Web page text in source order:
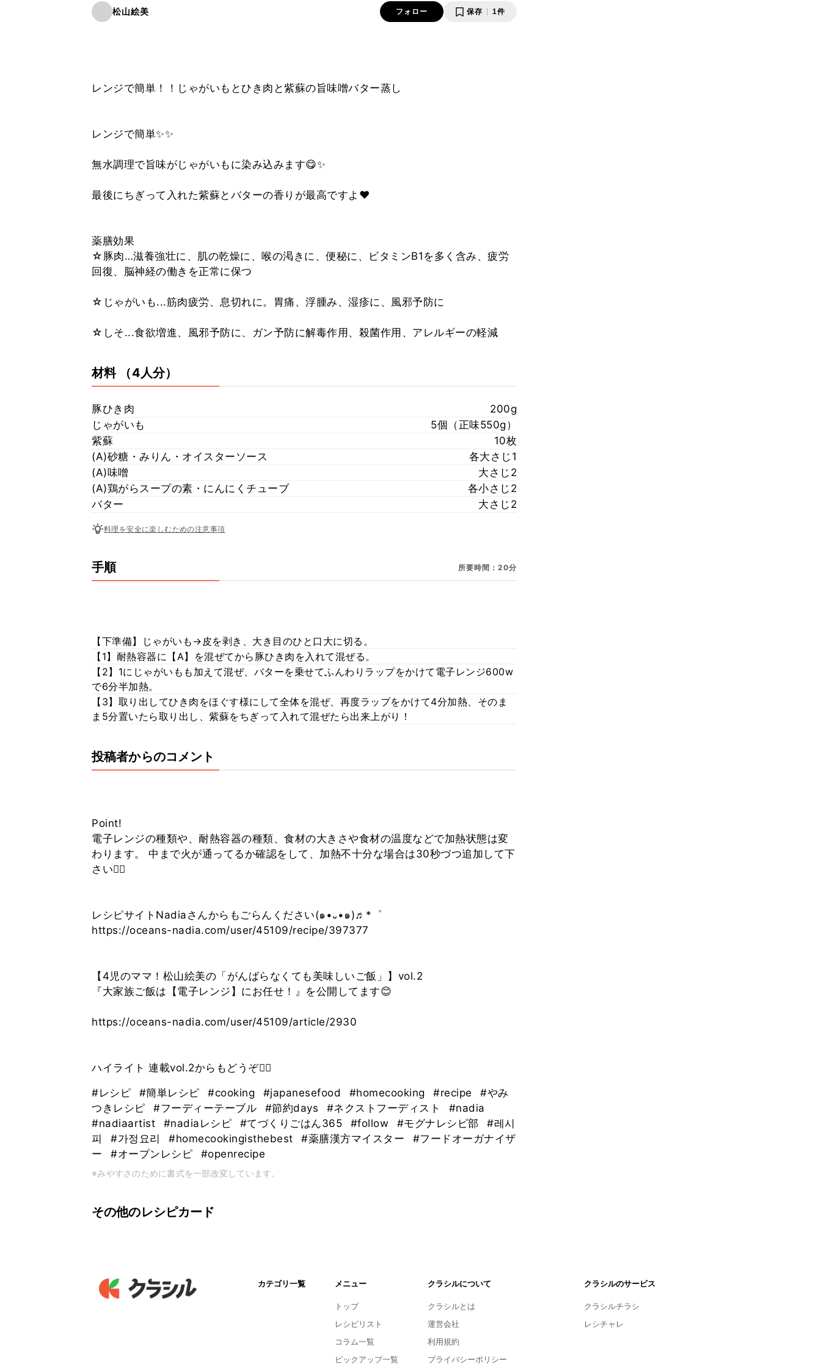
松山絵美 フォロー 保存 1件
レンジで簡単！！じゃがいもとひき肉と紫蘇の旨味噌バター蒸し
レンジで簡単✨✨
無水調理で旨味がじゃがいもに染み込みます😋✨
最後にちぎって入れた紫蘇とバターの香りが最高ですよ❤️
薬膳効果
☆豚肉…滋養強壮に、肌の乾燥に、喉の渇きに、便秘に、ビタミンB1を多く含み、疲労
回復、脳神経の働きを正常に保つ
☆じゃがいも...筋肉疲労、息切れに。胃痛、浮腫み、湿疹に、風邪予防に
☆しそ...食欲増進、風邪予防に、ガン予防に解毒作用、殺菌作用、アレルギーの軽減
材料 （4人分）
豚ひき肉
200g
じゃがいも
5個（正味550g）
紫蘇
10枚
(A)砂糖・みりん・オイスターソース
各大さじ1
(A)味噌
大さじ2
(A)鶏がらスープの素・にんにくチューブ
各小さじ2
バター
大さじ2
料理を安全に楽しむための注意事項
手順 所要時間：20分
【下準備】じゃがいも→皮を剥き、大き目のひと口大に切る。
【1】耐熱容器に【A】を混ぜてから豚ひき肉を入れて混ぜる。
【2】1にじゃがいもも加えて混ぜ、バターを乗せてふんわりラップをかけて電子レンジ600w
で6分半加熱。
【3】取り出してひき肉をほぐす様にして全体を混ぜ、再度ラップをかけて4分加熱、そのま
ま5分置いたら取り出し、紫蘇をちぎって入れて混ぜたら出来上がり！
投稿者からのコメント
Point!
電子レンジの種類や、耐熱容器の種類、食材の大きさや食材の温度などで加熱状態は変
わります。 中まで火が通ってるか確認をして、加熱不十分な場合は30秒づつ追加して下
さい💁‍♀️
レシピサイトNadiaさんからもごらんください(๑•᎑•๑)♬*゜
https://oceans-nadia.com/user/45109/recipe/397377
【4児のママ！松山絵美の「がんばらなくても美味しいご飯」】vol.2
『大家族ご飯は【電子レンジ】にお任せ！』を公開してます😊
https://oceans-nadia.com/user/45109/article/2930
ハイライト 連載vol.2からもどうぞ🙇‍♀️
#レシピ #簡単レシピ #cooking #japanesefood #homecooking #recipe
#やみ
つきレシピ
#フーディーテーブル #節約days #ネクストフーディスト
#nadia
#nadiaartist
#nadiaレシピ #てづくりごはん365 #follow #モグナレシピ部
#레시
피
#가정요리 #homecookingisthebest #薬膳漢方マイスター
#フードオーガナイザ
ー
#オープンレシピ #openrecipe
※みやすさのために書式を一部改変しています。
その他のレシピカード
カテゴリ一覧 メニュー
トップ
レシピリスト
コラム一覧
ピックアップ一覧
クラシルについて
クラシルとは
運営会社
利用規約
プライバシーポリシー
クラシルのサービス
クラシルチラシ
レシチャレ